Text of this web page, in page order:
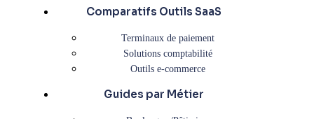
Comparatifs Outils SaaS
Terminaux de paiement
Solutions comptabilité
Outils e-commerce
Guides par Métier